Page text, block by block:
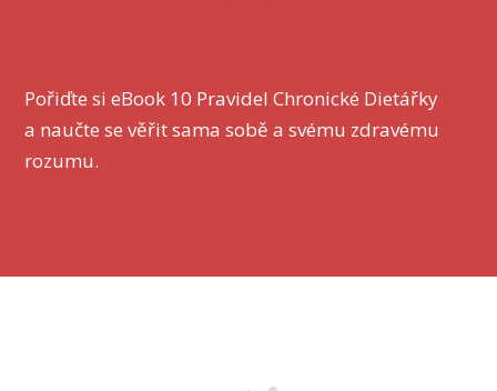
Pořiďte si eBook 10 Pravidel Chronické Dietářky
a naučte se věřit sama sobě a svému zdravému
rozumu.